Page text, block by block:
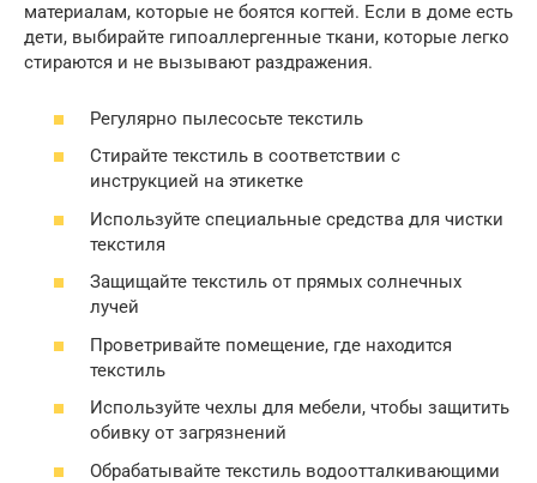
материалам, которые не боятся когтей. Если в доме есть
дети, выбирайте гипоаллергенные ткани, которые легко
стираются и не вызывают раздражения.
Регулярно пылесосьте текстиль
Стирайте текстиль в соответствии с
инструкцией на этикетке
Используйте специальные средства для чистки
текстиля
Защищайте текстиль от прямых солнечных
лучей
Проветривайте помещение, где находится
текстиль
Используйте чехлы для мебели, чтобы защитить
обивку от загрязнений
Обрабатывайте текстиль водоотталкивающими